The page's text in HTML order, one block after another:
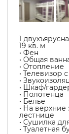
1
19 кв. м
• Фен
• Общая
• Отопление
• Телевизор
•
• Шкаф/
• Полотенца
• Белье
• На
лестнице
• Сушилка
• Туалетная